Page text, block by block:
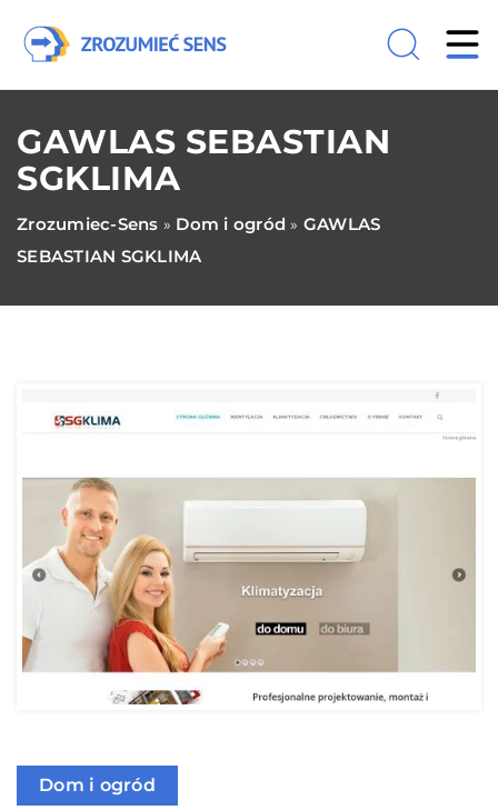
GAWLAS SEBASTIAN
SGKLIMA
Zrozumiec-Sens » Dom i ogród » GAWLAS
SEBASTIAN SGKLIMA
Dom i ogród